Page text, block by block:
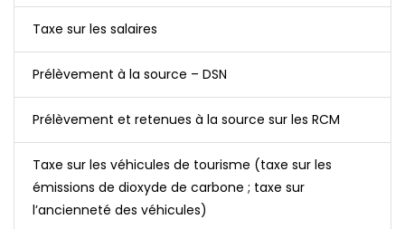
Taxe sur les salaires
Prélèvement à la source – DSN
Prélèvement et retenues à la source sur les RCM
Taxe sur les véhicules de tourisme (taxe sur les
émissions de dioxyde de carbone ; taxe sur
l’ancienneté des véhicules)